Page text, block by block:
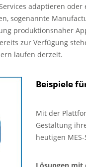
adaptieren
sogenannte
produktionsnaher
zur Verfügung
laufen derzeit.
Beispiele
Mit der
Gestaltung
heutigen